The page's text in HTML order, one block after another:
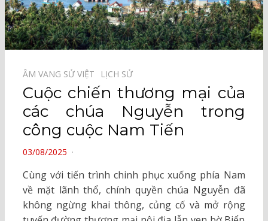
ÂM VANG SỬ VIỆT⠀ LỊCH SỬ⠀
Cuộc chiến thương mại của
các chúa Nguyễn trong
công cuộc Nam Tiến
POSTED
03/08/2025
Cùng với tiến trình chinh phục xuống phía Nam
về mặt lãnh thổ, chính quyền chúa Nguyễn đã
không ngừng khai thông, củng cố và mở rộng